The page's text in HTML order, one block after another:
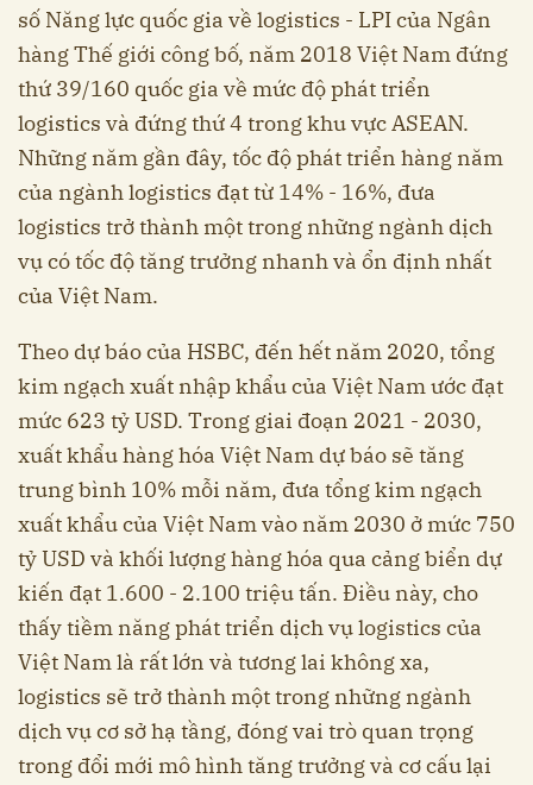
số Năng lực quốc gia về logistics - LPI của Ngân
hàng Thế giới công bố, năm 2018 Việt Nam đứng
thứ 39/160 quốc gia về mức độ phát triển
logistics và đứng thứ 4 trong khu vực ASEAN.
Những năm gần đây, tốc độ phát triển hàng năm
của ngành logistics đạt từ 14% - 16%, đưa
logistics trở thành một trong những ngành dịch
vụ có tốc độ tăng trưởng nhanh và ổn định nhất
của Việt Nam.
Theo dự báo của HSBC, đến hết năm 2020, tổng
kim ngạch xuất nhập khẩu của Việt Nam ước đạt
mức 623 tỷ USD. Trong giai đoạn 2021 - 2030,
xuất khẩu hàng hóa Việt Nam dự báo sẽ tăng
trung bình 10% mỗi năm, đưa tổng kim ngạch
xuất khẩu của Việt Nam vào năm 2030 ở mức 750
tỷ USD và khối lượng hàng hóa qua cảng biển dự
kiến đạt 1.600 - 2.100 triệu tấn. Điều này, cho
thấy tiềm năng phát triển dịch vụ logistics của
Việt Nam là rất lớn và tương lai không xa,
logistics sẽ trở thành một trong những ngành
dịch vụ cơ sở hạ tầng, đóng vai trò quan trọng
trong đổi mới mô hình tăng trưởng và cơ cấu lại